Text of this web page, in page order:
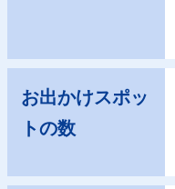
お出かけスポッ
トの数